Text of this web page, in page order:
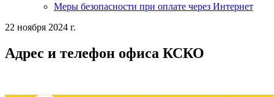
Меры безопасности при оплате через Интернет
22 ноября 2024 г.
Адрес и телефон офиса КСКО